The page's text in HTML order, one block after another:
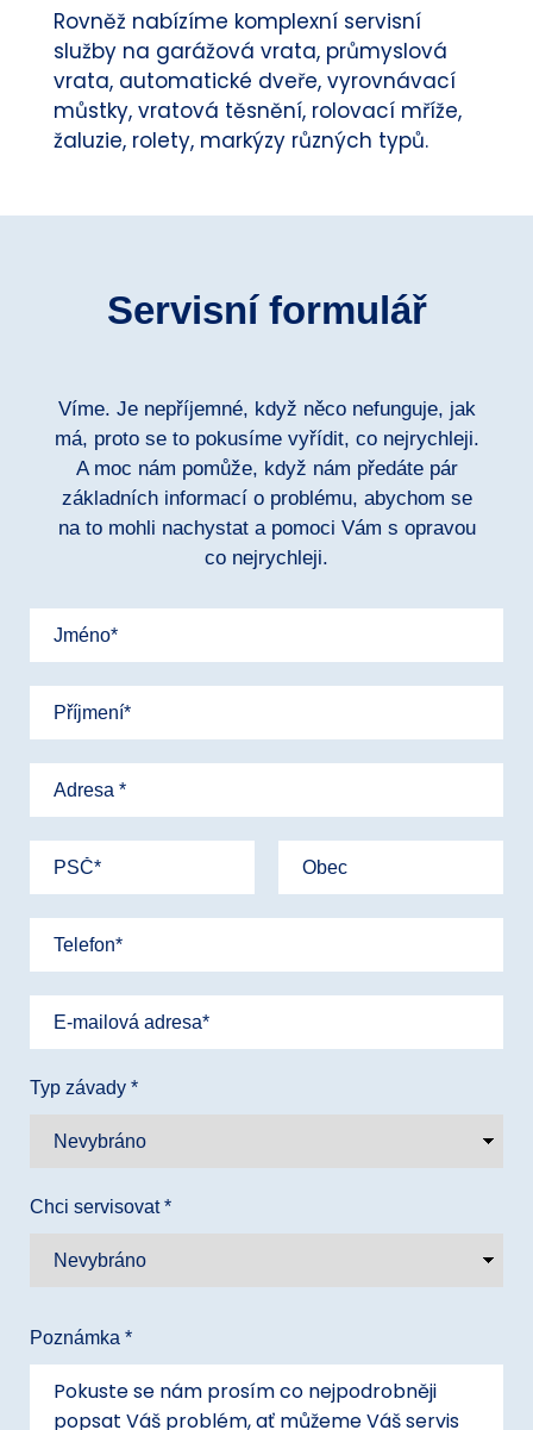
Rovněž nabízíme komplexní servisní
služby na garážová vrata, průmyslová
vrata, automatické dveře, vyrovnávací
můstky, vratová těsnění, rolovací mříže,
žaluzie, rolety, markýzy různých typů.
Servisní formulář
Víme. Je nepříjemné, když něco nefunguje, jak
má, proto se to pokusíme vyřídit, co nejrychleji.
A moc nám pomůže, když nám předáte pár
základních informací o problému, abychom se
na to mohli nachystat a pomoci Vám s opravou
co nejrychleji.
Typ závady *
Chci servisovat *
Poznámka *